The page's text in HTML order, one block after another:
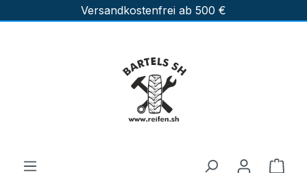
Zum Hauptinhalt springenVersandkostenfrei ab 500 €